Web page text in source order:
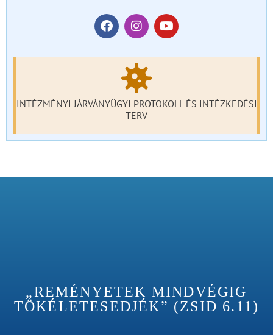
INTÉZMÉNYI JÁRVÁNYÜGYI PROTOKOLL ÉS INTÉZKEDÉSI
TERV
„REMÉNYETEK MINDVÉGIG
TÖKÉLETESEDJÉK” (ZSID 6.11)